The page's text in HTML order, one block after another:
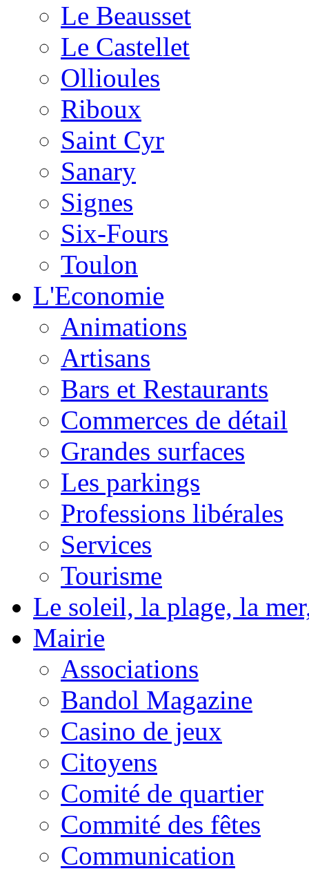
Le Beausset
Le Castellet
Ollioules
Riboux
Saint Cyr
Sanary
Signes
Six-Fours
Toulon
L'Economie
Animations
Artisans
Bars et Restaurants
Commerces de détail
Grandes surfaces
Les parkings
Professions libérales
Services
Tourisme
Le soleil, la plage, la
Mairie
Associations
Bandol Magazine
Casino de jeux
Citoyens
Comité de quartier
Commité des fêtes
Communication